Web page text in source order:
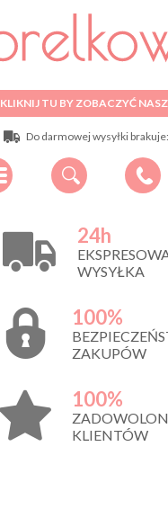
KLIKNIJ TU BY ZOBACZYĆ
Do darmowej wysyłki brakuje:
24h
WYSYŁKA
100%
ZAKUPÓW
100%
KLIENTÓW